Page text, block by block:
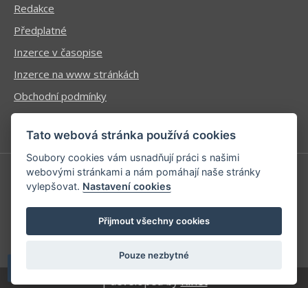
Redakce
Předplatné
Inzerce v časopise
Inzerce na www stránkách
Obchodní podmínky
Ochrana osobních údajů
Příhlášení | Registrace
Kontaktní informace
Mapa stránek
| developed byKinet
Tato webová stránka používá cookies
Soubory cookies vám usnadňují práci s našimi
webovými stránkami a nám pomáhají naše stránky
vylepšovat. Nastavení cookies
Přijmout všechny cookies
Pouze nezbytné